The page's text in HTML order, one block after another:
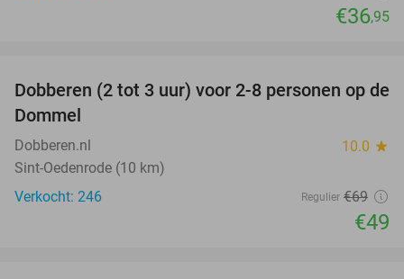
€36,95
29%
Dobberen (2 tot 3 uur) voor 2-8 personen op de
Dommel
Dobberen.nl 10.0 star
Sint-Oedenrode (10 km)
Verkocht: 246
Regulier €69
€49